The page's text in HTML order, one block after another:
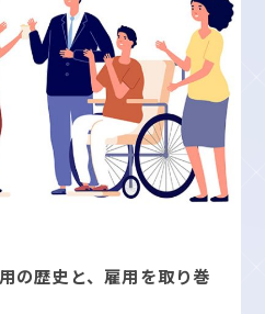
の歴史と、雇用を取り巻